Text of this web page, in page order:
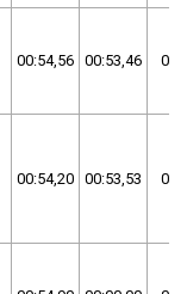
00:54,56 00:53,46
00:54,20 00:53,53